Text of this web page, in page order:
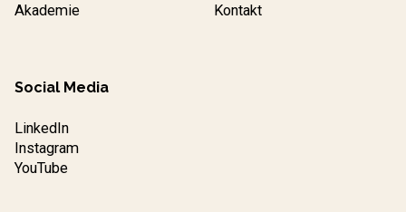
Akademie
Kontakt
Social Media
LinkedIn
Instagram
YouTube